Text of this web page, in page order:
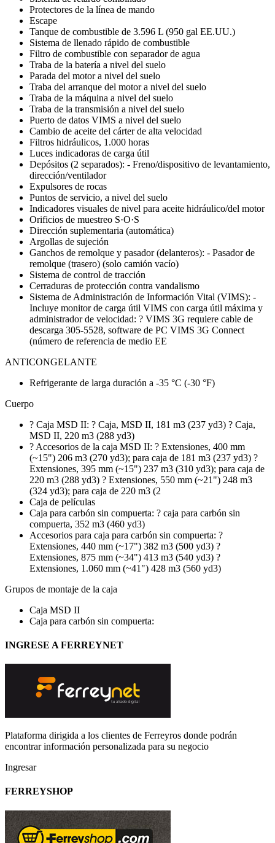
Protectores de la línea de mando
Escape
Tanque de combustible de 3.596 L (950 gal EE.UU.)
Sistema de llenado rápido de combustible
Filtro de combustible con separador de agua
Traba de la batería a nivel del suelo
Parada del motor a nivel del suelo
Traba del arranque del motor a nivel del suelo
Traba de la máquina a nivel del suelo
Traba de la transmisión a nivel del suelo
Puerto de datos VIMS a nivel del suelo
Cambio de aceite del cárter de alta velocidad
Filtros hidráulicos, 1.000 horas
Luces indicadoras de carga útil
Depósitos (2 separados): - Freno/dispositivo de levantamiento,
dirección/ventilador
Expulsores de rocas
Puntos de servicio, a nivel del suelo
Indicadores visuales de nivel para aceite hidráulico/del motor
Orificios de muestreo S·O·S
Dirección suplementaria (automática)
Argollas de sujeción
Ganchos de remolque y pasador (delanteros): - Pasador de
remolque (trasero) (solo camión vacío)
Sistema de control de tracción
Cerraduras de protección contra vandalismo
Sistema de Administración de Información Vital (VIMS): -
Incluye monitor de carga útil VIMS con carga útil máxima y
administrador de velocidad: ? VIMS 3G requiere cable de
descarga 305-5528, software de PC VIMS 3G Connect
(número de referencia de medio EE
ANTICONGELANTE
Refrigerante de larga duración a -35 °C (-30 °F)
Cuerpo
? Caja MSD II: ? Caja, MSD II, 181 m3 (237 yd3) ? Caja,
MSD II, 220 m3 (288 yd3)
? Accesorios de la caja MSD II: ? Extensiones, 400 mm
(~15") 206 m3 (270 yd3); para caja de 181 m3 (237 yd3) ?
Extensiones, 395 mm (~15") 237 m3 (310 yd3); para caja de
220 m3 (288 yd3) ? Extensiones, 550 mm (~21") 248 m3
(324 yd3); para caja de 220 m3 (2
Caja de películas
Caja para carbón sin compuerta: ? caja para carbón sin
compuerta, 352 m3 (460 yd3)
Accesorios para caja para carbón sin compuerta: ?
Extensiones, 440 mm (~17") 382 m3 (500 yd3) ?
Extensiones, 875 mm (~34") 413 m3 (540 yd3) ?
Extensiones, 1.060 mm (~41") 428 m3 (560 yd3)
Grupos de montaje de la caja
Caja MSD II
Caja para carbón sin compuerta:
INGRESE A FERREYNET
Plataforma dirigida a los clientes de Ferreyros donde podrán
encontrar información personalizada para su negocio
Ingresar
FERREYSHOP